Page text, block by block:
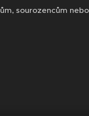
sourozencům nebo